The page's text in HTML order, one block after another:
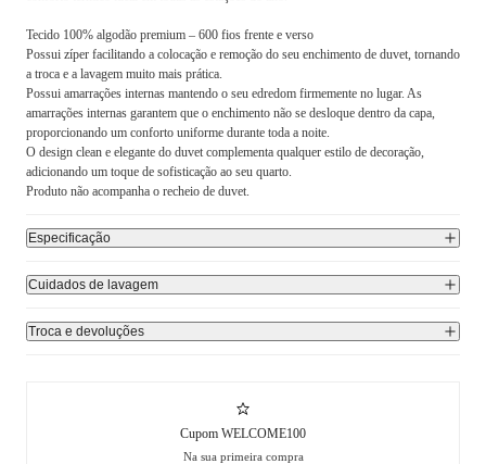
Tecido 100% algodão premium – 600 fios frente e verso
Possui zíper facilitando a colocação e remoção do seu enchimento de duvet, tornando
a troca e a lavagem muito mais prática.
Possui amarrações internas mantendo o seu edredom firmemente no lugar. As
amarrações internas garantem que o enchimento não se desloque dentro da capa,
proporcionando um conforto uniforme durante toda a noite.
O design clean e elegante do duvet complementa qualquer estilo de decoração,
adicionando um toque de sofisticação ao seu quarto.
Produto não acompanha o recheio de duvet.
Especificação
Cuidados de lavagem
Troca e devoluções
Cupom WELCOME100
Na sua primeira compra